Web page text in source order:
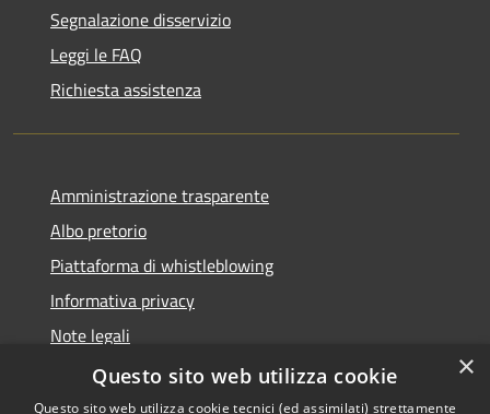
Segnalazione disservizio
Leggi le FAQ
Richiesta assistenza
Amministrazione trasparente
Albo pretorio
Piattaforma di whistleblowing
Informativa privacy
Note legali
Dichiarazione di accessibilità
×
Questo sito web utilizza cookie
Questo sito web utilizza cookie tecnici (ed assimilati) strettamente